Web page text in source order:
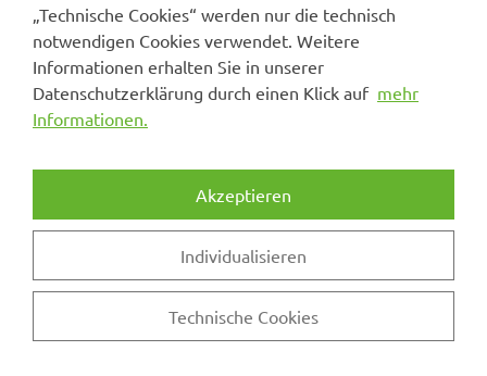
„Technische Cookies“ werden nur die technisch
notwendigen Cookies verwendet. Weitere
Informationen erhalten Sie in unserer
Datenschutzerklärung durch einen Klick auf mehr
Informationen.
Akzeptieren
Individualisieren
Technische Cookies